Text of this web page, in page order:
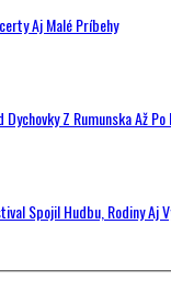
Aj Malé Príbehy
Z Rumunska Až
Spojil Hudbu, Rodiny Aj